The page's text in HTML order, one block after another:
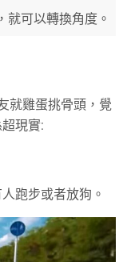
就可以轉換角度。
就雞蛋挑骨頭，覺
現實:
跑步或者放狗。